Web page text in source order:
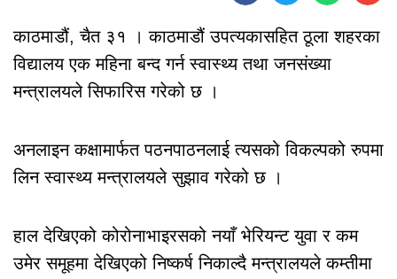
काठमाडौं, चैत ३१ । काठमाडौं उपत्यकासहित ठूला शहरका
विद्यालय एक महिना बन्द गर्न स्वास्थ्य तथा जनसंख्या
मन्त्रालयले सिफारिस गरेको छ ।
अनलाइन कक्षामार्फत पठनपाठनलाई त्यसको विकल्पको रुपमा
लिन स्वास्थ्य मन्त्रालयले सुझाव गरेको छ ।
हाल देखिएको कोरोनाभाइरसको नयाँ भेरियन्ट युवा र कम
उमेर समूहमा देखिएको निष्कर्ष निकाल्दै मन्त्रालयले कम्तीमा